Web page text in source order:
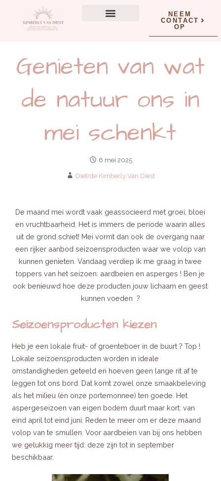
NEEM
CONTACT
OP
Genieten van wat
de natuur ons in
mei schenkt
6 mei 2025
Dietiste Kimberly Van Diest
De maand mei wordt vaak geassocieerd met groei, bloei
en vruchtbaarheid. Het is immers de periode waarin alles
uit de grond schiet! Mei vormt dan ook de overgang naar
een rijker aanbod seizoensproducten waar we volop van
kunnen genieten. Vandaag verdiep ik me graag in twee
toppers van het seizoen: aardbeien en asperges ! Ben je
ook benieuwd hoe deze producten jouw lichaam en geest
kunnen voeden ?
Seizoensproducten kiezen
Heb je een lokale fruit- of groenteboer in de buurt ? Top !
Lokale seizoensproducten worden in ideale
omstandigheden geteeld en hoeven geen lange rit af te
leggen tot ons bord. Dat komt zowel onze smaakbeleving
als het milieu (én onze portemonnee) ten goede. Het
aspergeseizoen van eigen bodem duurt maar kort: van
eind april tot eind juni. Reden te meer om er deze maand
volop van te smullen. Voor aardbeien van bij ons hebben
we gelukkig meer tijd: deze zijn tot in september
beschikbaar.